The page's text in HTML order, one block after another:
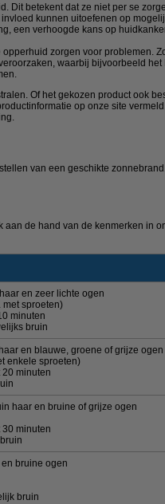
Dit betekent dat ze niet per se
kunnen uitoefenen op
een verhoogde kans op
zorgen voor problemen.
waarbij bijvoorbeeld het
Of het gekozen product ook
op onze site
van een geschikte
de hand van de kenmerken in
en zeer lichte ogen
met sproeten)
minuten
bruin
en blauwe, groene of grijze ogen
enkele sproeten)
20 minuten
haar en bruine of grijze ogen
30 minuten
bruine ogen
bruin